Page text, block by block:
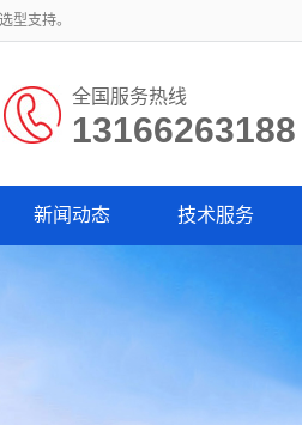
型支持。
全国服务热线
新闻动态 技术服务